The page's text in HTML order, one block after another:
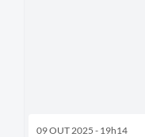
09 OUT 2025 - 19h14